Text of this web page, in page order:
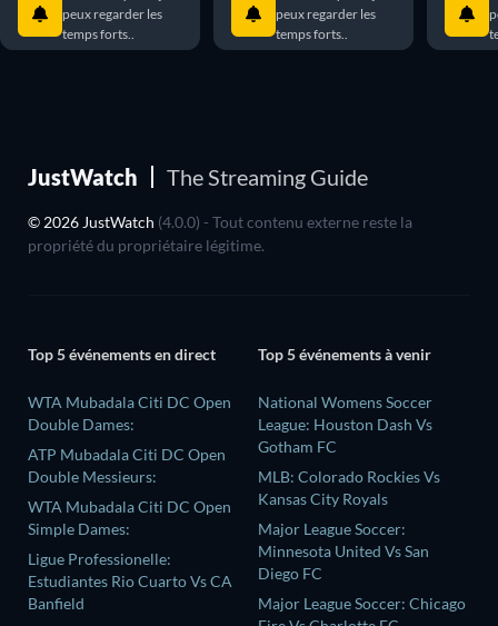
peux regarder les
temps forts..
peux regarder les
temps forts..
JustWatch The Streaming Guide
© 2026 JustWatch (4.0.0) - Tout contenu externe reste la
propriété du propriétaire légitime.
Top 5 événements en direct
WTA Mubadala Citi DC Open
Double Dames:
ATP Mubadala Citi DC Open
Double Messieurs:
WTA Mubadala Citi DC Open
Simple Dames:
Ligue Professionelle:
Estudiantes Rio Cuarto Vs CA
Banfield
Top 5 événements à venir
National Womens Soccer
League: Houston Dash Vs
Gotham FC
MLB: Colorado Rockies Vs
Kansas City Royals
Major League Soccer:
Minnesota United Vs San
Diego FC
Major League Soccer: Chicago